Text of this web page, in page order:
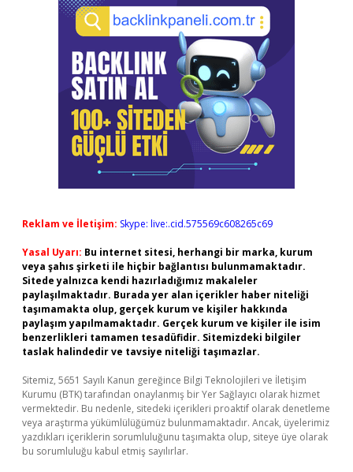
Reklam ve İletişim: Skype: live:.cid.575569c608265c69
Yasal Uyarı: Bu internet sitesi, herhangi bir marka, kurum
veya şahıs şirketi ile hiçbir bağlantısı bulunmamaktadır.
Sitede yalnızca kendi hazırladığımız makaleler
paylaşılmaktadır. Burada yer alan içerikler haber niteliği
taşımamakta olup, gerçek kurum ve kişiler hakkında
paylaşım yapılmamaktadır. Gerçek kurum ve kişiler ile isim
benzerlikleri tamamen tesadüfidir. Sitemizdeki bilgiler
taslak halindedir ve tavsiye niteliği taşımazlar.
Sitemiz, 5651 Sayılı Kanun gereğince Bilgi Teknolojileri ve İletişim
Kurumu (BTK) tarafından onaylanmış bir Yer Sağlayıcı olarak hizmet
vermektedir. Bu nedenle, sitedeki içerikleri proaktif olarak denetleme
veya araştırma yükümlülüğümüz bulunmamaktadır. Ancak, üyelerimiz
yazdıkları içeriklerin sorumluluğunu taşımakta olup, siteye üye olarak
bu sorumluluğu kabul etmiş sayılırlar.